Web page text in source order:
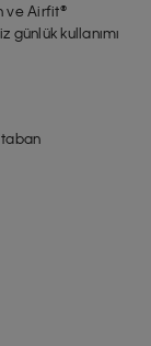
ve Airfit®
kullanımı